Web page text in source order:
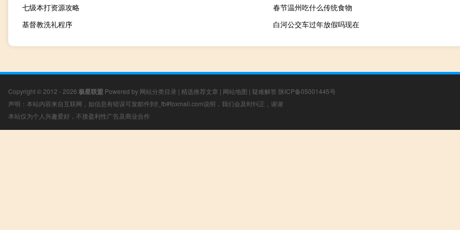
七级本打资源攻略
春节温州吃什么传统食物
基督教洗礼程序
白河公交车过年放假吗现在
Copyright © 2012 - 2026 极星联盟 Powered by 网站分类目录 | 精选推荐文章 | 网站地图 | 疑难解答 陕ICP备05001445号
声明：本站内容来自互联网，如信息有错误可发邮件到f_fb#foxmail.com说明，我们会及时纠正，谢谢
本站仅为个人兴趣爱好，不接盈利性广告及商业合作